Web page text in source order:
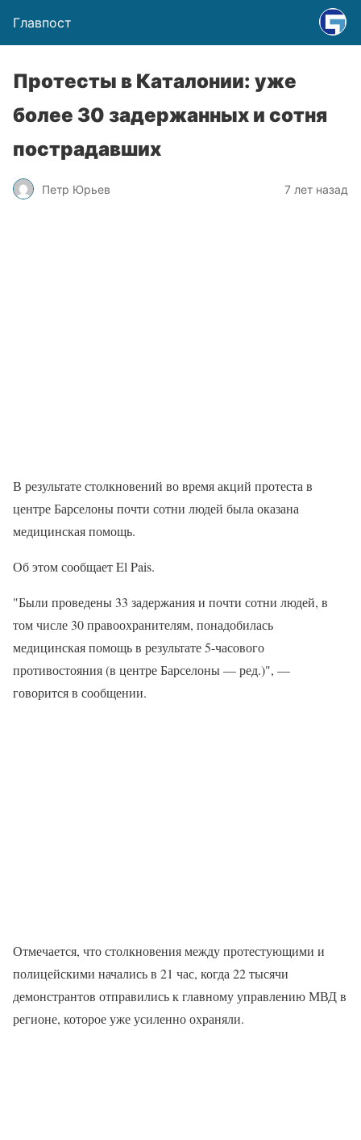
Главпост
Протесты в Каталонии: уже
более 30 задержанных и сотня
пострадавших
Петр Юрьев 7 лет назад
В результате столкновений во время акций протеста в
центре Барселоны почти сотни людей была оказана
медицинская помощь.
Об этом сообщает El Pais.
"Были проведены 33 задержания и почти сотни людей, в
том числе 30 правоохранителям, понадобилась
медицинская помощь в результате 5-часового
противостояния (в центре Барселоны — ред.)", —
говорится в сообщении.
Отмечается, что столкновения между протестующими и
полицейскими начались в 21 час, когда 22 тысячи
демонстрантов отправились к главному управлению МВД в
регионе, которое уже усиленно охраняли.